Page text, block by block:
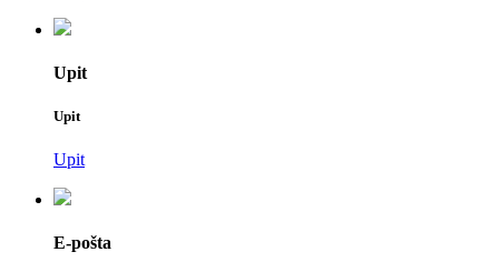
Upit
Upit
Upit
E-pošta